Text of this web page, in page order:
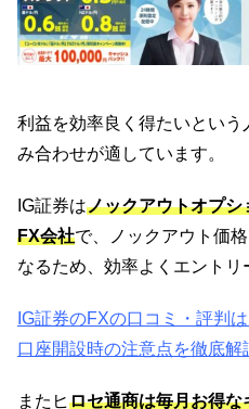
利益を効率良く得たいとい
み合わせが適しています。
IG証券はノックアウトオプシ
FX会社で、ノックアウト価
なるため、効率よくエントリ
IG証券のFXの口コミ・評判
口座開設時の注意点を徹底解
またヒロセ通商は毎月お得